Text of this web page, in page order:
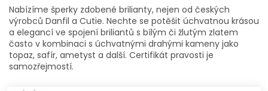
l
á
d
a
c
Nabízíme šperky zdobené brilianty, nejen od českých
výrobců Danfil a Cutie. Nechte se potěšit úchvatnou krásou
a elegancí ve spojení briliantů s bílým či žlutým zlatem
často v kombinaci s úchvatnými drahými kameny jako
topaz, safír, ametyst a další. Certifikát pravosti je
samozřejmostí.